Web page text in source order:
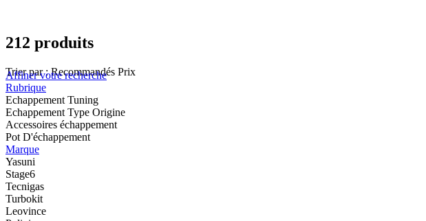
212 produits
Trier par : Recommandés Prix
Affiner votre recherche
Rubrique
Echappement Tuning
Echappement Type Origine
Accessoires échappement
Pot D'échappement
Marque
Yasuni
Stage6
Tecnigas
Turbokit
Leovince